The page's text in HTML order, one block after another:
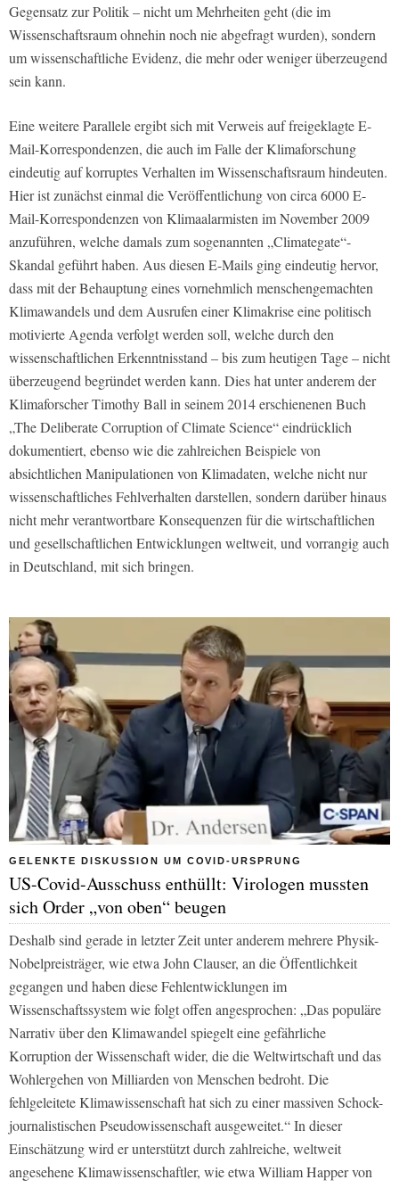
Gegensatz zur Politik – nicht um Mehrheiten geht (die im
Wissenschaftsraum ohnehin noch nie abgefragt wurden), sondern
um wissenschaftliche Evidenz, die mehr oder weniger überzeugend
sein kann.
Eine weitere Parallele ergibt sich mit Verweis auf freigeklagte E-
Mail-Korrespondenzen, die auch im Falle der Klimaforschung
eindeutig auf korruptes Verhalten im Wissenschaftsraum hindeuten.
Hier ist zunächst einmal die Veröffentlichung von circa 6000 E-
Mail-Korrespondenzen von Klimaalarmisten im November 2009
anzuführen, welche damals zum sogenannten „Climategate“-
Skandal geführt haben. Aus diesen E-Mails ging eindeutig hervor,
dass mit der Behauptung eines vornehmlich menschengemachten
Klimawandels und dem Ausrufen einer Klimakrise eine politisch
motivierte Agenda verfolgt werden soll, welche durch den
wissenschaftlichen Erkenntnisstand – bis zum heutigen Tage – nicht
überzeugend begründet werden kann. Dies hat unter anderem der
Klimaforscher Timothy Ball in seinem 2014 erschienenen Buch
„The Deliberate Corruption of Climate Science“ eindrücklich
dokumentiert, ebenso wie die zahlreichen Beispiele von
absichtlichen Manipulationen von Klimadaten, welche nicht nur
wissenschaftliches Fehlverhalten darstellen, sondern darüber hinaus
nicht mehr verantwortbare Konsequenzen für die wirtschaftlichen
und gesellschaftlichen Entwicklungen weltweit, und vorrangig auch
in Deutschland, mit sich bringen.
GELENKTE DISKUSSION UM COVID-URSPRUNG
US-Covid-Ausschuss enthüllt: Virologen mussten
sich Order „von oben“ beugen
Deshalb sind gerade in letzter Zeit unter anderem mehrere Physik-
Nobelpreisträger, wie etwa John Clauser, an die Öffentlichkeit
gegangen und haben diese Fehlentwicklungen im
Wissenschaftssystem wie folgt offen angesprochen: „Das populäre
Narrativ über den Klimawandel spiegelt eine gefährliche
Korruption der Wissenschaft wider, die die Weltwirtschaft und das
Wohlergehen von Milliarden von Menschen bedroht. Die
fehlgeleitete Klimawissenschaft hat sich zu einer massiven Schock-
journalistischen Pseudowissenschaft ausgeweitet.“ In dieser
Einschätzung wird er unterstützt durch zahlreiche, weltweit
angesehene Klimawissenschaftler, wie etwa William Happer von